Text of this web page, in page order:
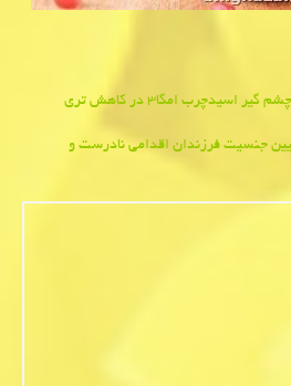
مطالعات نشان می دهد؛ تاثیر چشم گیر اسیدچرب امگا۳ در كاهش تری
جنسیت فرزندان اقدامی نادرست و